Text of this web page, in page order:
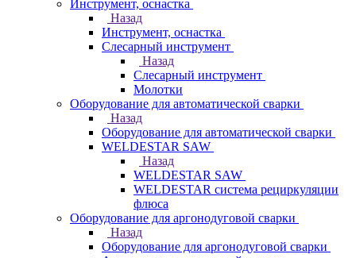
Инструмент, оснастка
Назад
Инструмент, оснастка
Слесарный инструмент
Назад
Слесарный инструмент
Молотки
Оборудование для автоматической сварки
Назад
Оборудование для автоматической сварки
WELDESTAR SAW
Назад
WELDESTAR SAW
WELDESTAR система рециркуляции
флюса
Оборудование для аргонодуговой сварки
Назад
Оборудование для аргонодуговой сварки